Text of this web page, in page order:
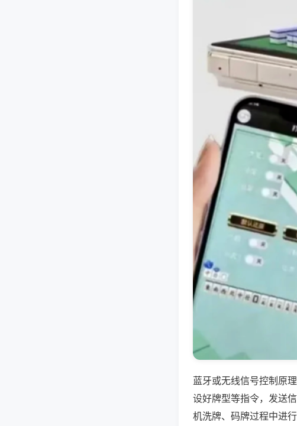
蓝牙或无线信号控制原
设好牌型等指令，发送
机洗牌、码牌过程中进